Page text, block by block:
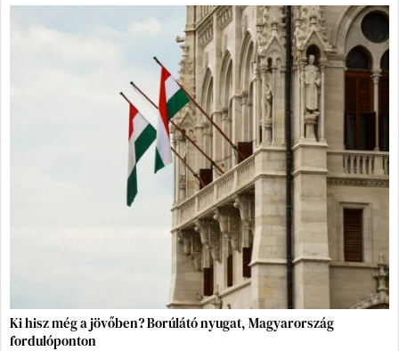
Ki hisz még a jövőben? Borúlátó nyugat, Magyarország
fordulóponton